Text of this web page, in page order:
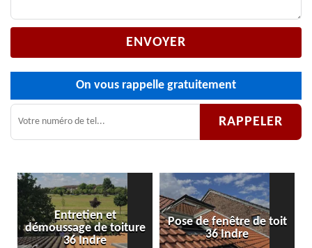
On vous rappelle gratuitement
Entretien et
démoussage de toiture
36 Indre
Pose de fenêtre de toit
36 Indre